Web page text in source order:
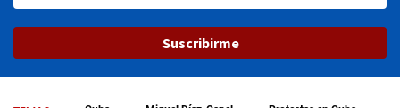
Suscribirme